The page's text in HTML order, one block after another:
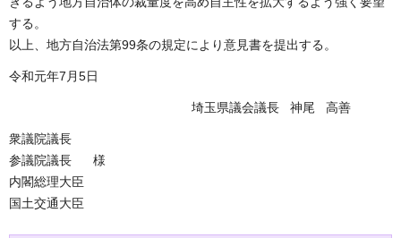
する。
以上、地方自治法第99条の規定により意見書を提出する。
令和元年7月5日
埼玉県議会議長 神尾 高善
衆議院議長
参議院議長 様
内閣総理大臣
国土交通大臣